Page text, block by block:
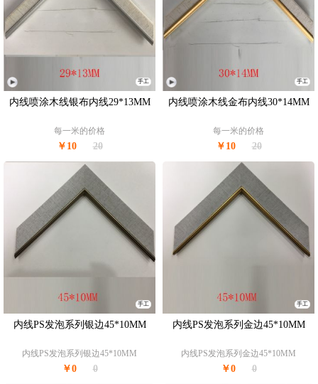
手工
内线喷涂木线银布内线29*13MM
每一米的价格
￥10 20
手工
内线喷涂木线金布内线30*14MM
每一米的价格
￥10 20
手工
内线PS发泡系列银边45*10MM
内线PS发泡系列银边45*10MM
￥0 0
手工
内线PS发泡系列金边45*10MM
内线PS发泡系列金边45*10MM
￥0 0